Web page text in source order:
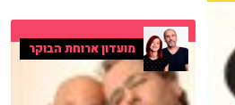
מועדון ארוחת הבוקר